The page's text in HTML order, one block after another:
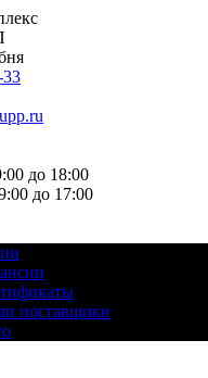
33
до 18:00
до 17:00
поставщики